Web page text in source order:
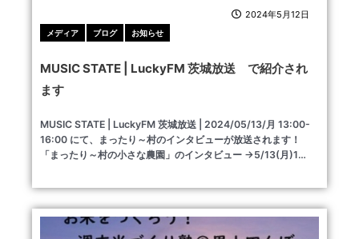
2024年5月12日
メディア ブログ お知らせ
MUSIC STATE | LuckyFM 茨城放送 で紹介され
ます
MUSIC STATE | LuckyFM 茨城放送 | 2024/05/13/月 13:00-
16:00 にて、まったり～村のインタビューが放送されます！
「まったり～村の小さな農園」のインタビュー →5/13(月)1…